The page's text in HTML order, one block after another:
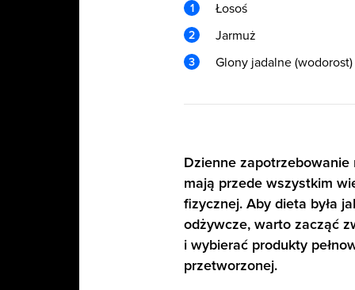
Łosoś
Jarmuż
Glony jadalne (wodorost)
Dzienne
mają przede wszystkim
fizycznej. Aby dieta była
odżywcze, warto zacząć
i wybierać produkty
przetworzonej.